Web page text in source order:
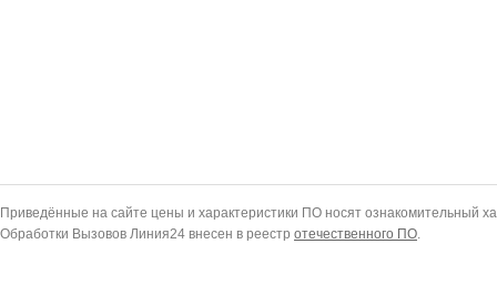
Приведённые на сайте цены и характеристики ПО носят ознакомительный
Обработки Вызовов Линия24 внесен в реестр отечественного ПО.